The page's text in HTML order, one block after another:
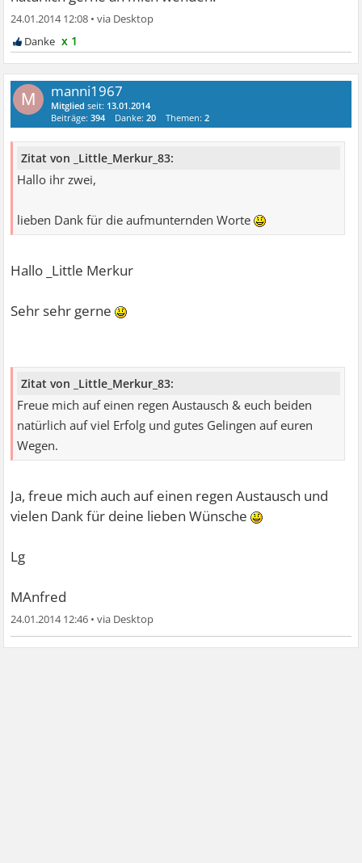
24.01.2014 12:08 •
x 1
M manni1967
Mitglied seit: 13.01.2014
Beiträge:394 Danke:20 Themen:2
Zitat von _Little_Merkur_83:
Hallo ihr zwei,
lieben Dank für die aufmunternden Worte
Hallo _Little Merkur
Sehr sehr gerne
Zitat von _Little_Merkur_83:
Freue mich auf einen regen Austausch & euch beiden
natürlich auf viel Erfolg und gutes Gelingen auf euren
Wegen.
Ja, freue mich auch auf einen regen Austausch und
vielen Dank für deine lieben Wünsche
Lg
MAnfred
24.01.2014 12:46 •